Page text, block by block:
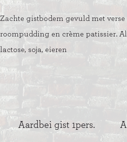
Zachte gistbodem gevuld met verse
roompudding en crème patissier.
lactose, soja, eieren
Aardbei gist 1pers.